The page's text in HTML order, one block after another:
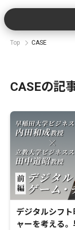
Top CASE
CASEの記
デジタルシフ
ャーを考える